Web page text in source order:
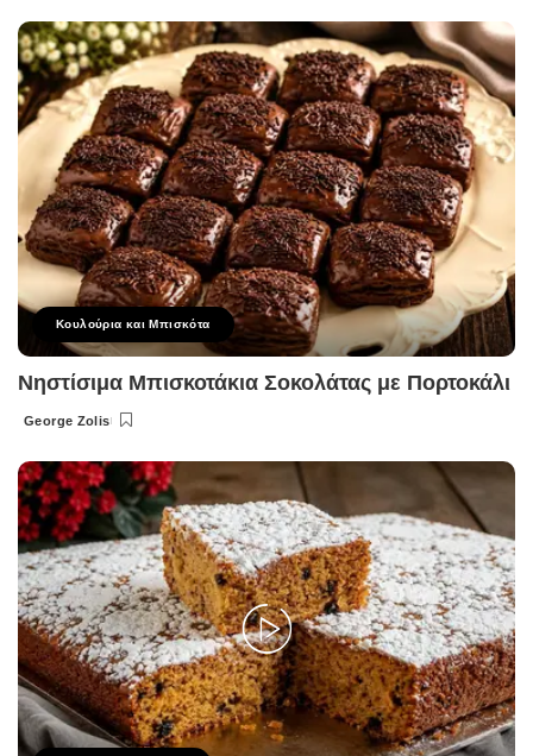
Κουλούρια και Μπισκότα
Νηστίσιμα Μπισκοτάκια Σοκολάτας με Πορτοκάλι
Posted
George Zolis